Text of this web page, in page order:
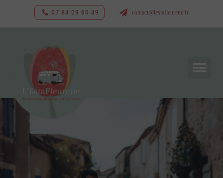
07 84 09 60 49 contact@lestafleurette.fr